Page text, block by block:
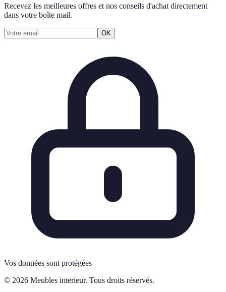
Recevez les meilleures offres et nos conseils d'achat directement
dans votre boîte mail.
OK
Vos données sont protégées
© 2026 Meubles interieur. Tous droits réservés.